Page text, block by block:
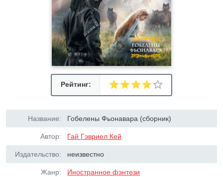
Рейтинг:
Название: Гобелены Фьонавара (сборник)
Автор: Гай Гэвриел Кей
Издательство: неизвестно
Жанр: Иностранное фэнтези